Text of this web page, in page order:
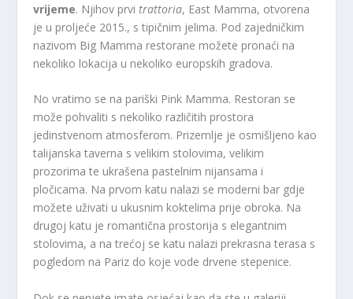
vrijeme. Njihov prvitrattoria, East Mamma, otvorena
je u proljeće 2015., s tipičnim jelima. Pod zajedničkim
nazivom Big Mamma restorane možete pronaći na
nekoliko lokacija u nekoliko europskih gradova.
No vratimo se na pariški Pink Mamma. Restoran se
može pohvaliti s nekoliko različitih prostora
jedinstvenom atmosferom. Prizemlje je osmišljeno kao
talijanska taverna s velikim stolovima, velikim
prozorima te ukrašena pastelnim nijansama i
pločicama. Na prvom katu nalazi se moderni bar gdje
možete uživati ​​u ukusnim koktelima prije obroka. Na
drugoj katu je romantična prostorija s elegantnim
stolovima, a na trećoj se katu nalazi prekrasna terasa s
pogledom na Pariz do koje vode drvene stepenice.